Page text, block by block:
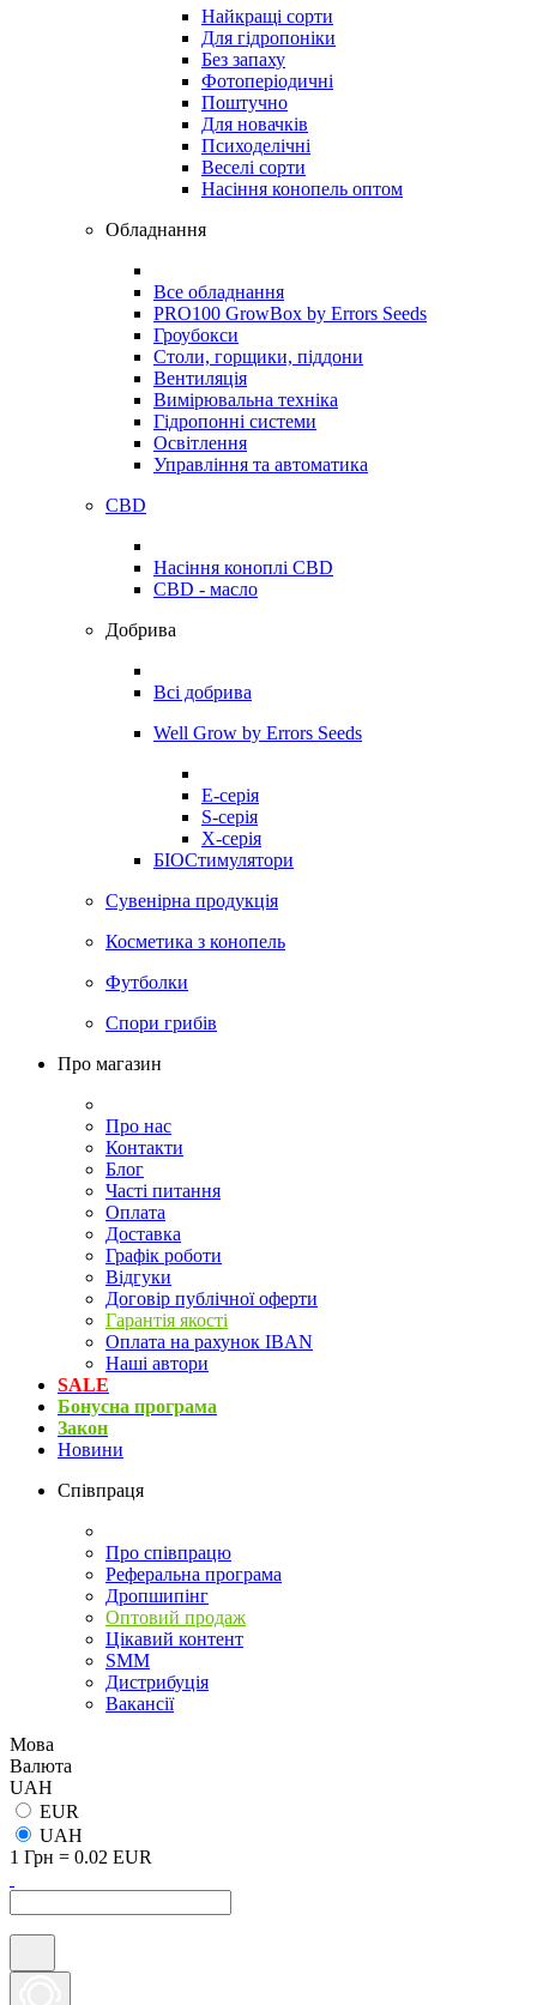
Найкращі сорти
Для гідропоніки
Без запаху
Фотоперіодичні
Поштучно
Для новачків
Психоделічні
Веселі сорти
Насіння конопель оптом
Обладнання
Все обладнання
PRO100 GrowBox by Errors Seeds
Гроубокси
Столи, горщики, піддони
Вентиляція
Вимірювальна техніка
Гідропонні системи
Освітлення
Управління та автоматика
CBD
Насіння коноплі CBD
CBD - масло
Добрива
Всі добрива
Well Grow by Errors Seeds
E-серія
S-серія
X-серія
БІОСтимулятори
Сувенірна продукція
Косметика з конопель
Футболки
Спори грибів
Про магазин
Про нас
Контакти
Блог
Часті питання
Оплата
Доставка
Графік роботи
Відгуки
Договір публічної оферти
Гарантія якості
Оплата на рахунок IBAN
Наші автори
SALE
Бонусна програма
Закон
Новини
Співпраця
Про співпрацю
Реферальна програма
Дропшипінг
Оптовий продаж
Цікавий контент
SMM
Дистрибуція
Вакансії
Мова
Валюта
UAH
EUR
UAH
1 Грн = 0.02 EUR